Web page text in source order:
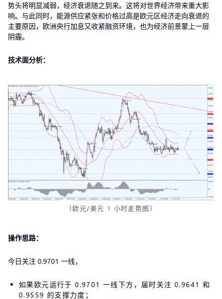
势头将明显减弱，经济衰退随之到来。这将对世界经济带来重大影
响。与此同时，能源供应紧张和价格过高是欧元区经济走向衰退的
主要原因，欧洲央行加息又收紧融资环境，也为经济前景蒙上一层
阴霾。
技术面分析：
（欧元/美元 1 小时走势图）
操作思路：
今日关注 0.9701 一线，
如果欧元运行于 0.9701 一线下方，届时关注 0.9641 和
0.9559 的支撑力度；